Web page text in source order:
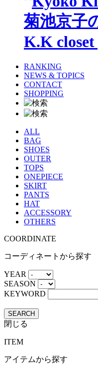
RANKING
NEWS & TOPICS
CONTACT
SHOPPING
ALL
BAG
SHOES
OUTER
TOPS
ONEPIECE
SKIRT
PANTS
HAT
ACCESSORY
OTHERS
COORDINATE
コーディネートから探す
YEAR
SEASON
KEYWORD
SEARCH
閉じる
ITEM
アイテムから探す